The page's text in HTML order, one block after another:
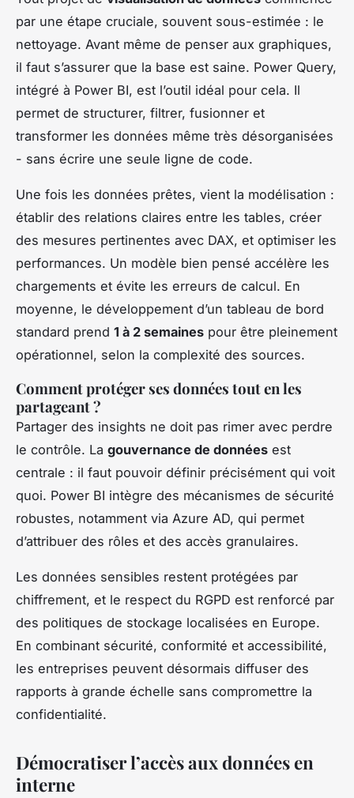
par une étape cruciale, souvent sous-estimée : le
nettoyage. Avant même de penser aux graphiques,
il faut s’assurer que la base est saine. Power Query,
intégré à Power BI, est l’outil idéal pour cela. Il
permet de structurer, filtrer, fusionner et
transformer les données même très désorganisées
- sans écrire une seule ligne de code.
Une fois les données prêtes, vient la modélisation :
établir des relations claires entre les tables, créer
des mesures pertinentes avec DAX, et optimiser les
performances. Un modèle bien pensé accélère les
chargements et évite les erreurs de calcul. En
moyenne, le développement d’un tableau de bord
standard prend 1 à 2 semaines pour être pleinement
opérationnel, selon la complexité des sources.
Comment protéger ses données tout en les
partageant ?
Partager des insights ne doit pas rimer avec perdre
le contrôle. La gouvernance de données est
centrale : il faut pouvoir définir précisément qui voit
quoi. Power BI intègre des mécanismes de sécurité
robustes, notamment via Azure AD, qui permet
d’attribuer des rôles et des accès granulaires.
Les données sensibles restent protégées par
chiffrement, et le respect du RGPD est renforcé par
des politiques de stockage localisées en Europe.
En combinant sécurité, conformité et accessibilité,
les entreprises peuvent désormais diffuser des
rapports à grande échelle sans compromettre la
confidentialité.
Démocratiser l’accès aux données en
interne